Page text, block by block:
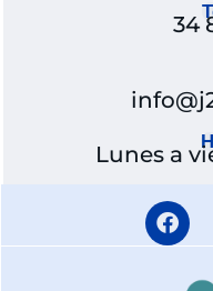
34
Lunes a